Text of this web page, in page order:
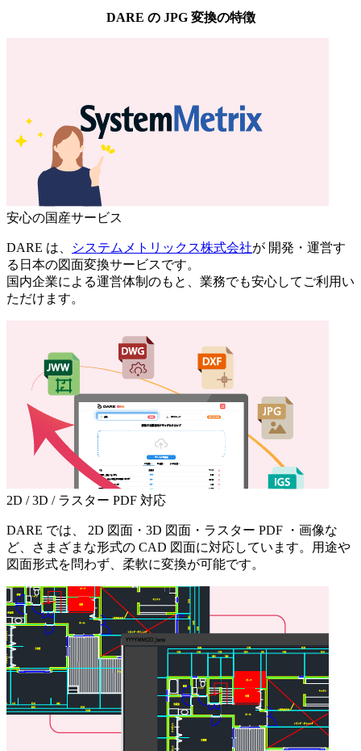
DARE の JPG変換の特徴
安心の国産サービス
DARE は、 システムメトリックス株式会社が 開発・運営す
る日本の図面変換サービスです。
国内企業による運営体制のもと、業務でも安心してご利用い
ただけます。
2D / 3D / ラスター PDF 対応
DARE では、 2D 図面・3D 図面・ラスター PDF ・画像な
ど、さまざまな形式の CAD 図面に対応しています。用途や
図面形式を問わず、柔軟に変換が可能です。